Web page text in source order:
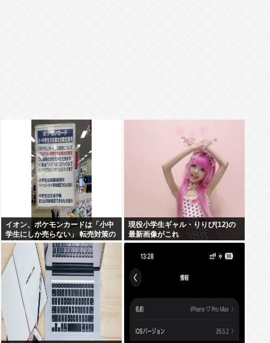
イオン、ポケモンカードは「小中
学生にしか売らない」 転売対策の
決断が「素晴らしい」
現役小学生ギャル・りりぴ(12)の
最新画像がこれ